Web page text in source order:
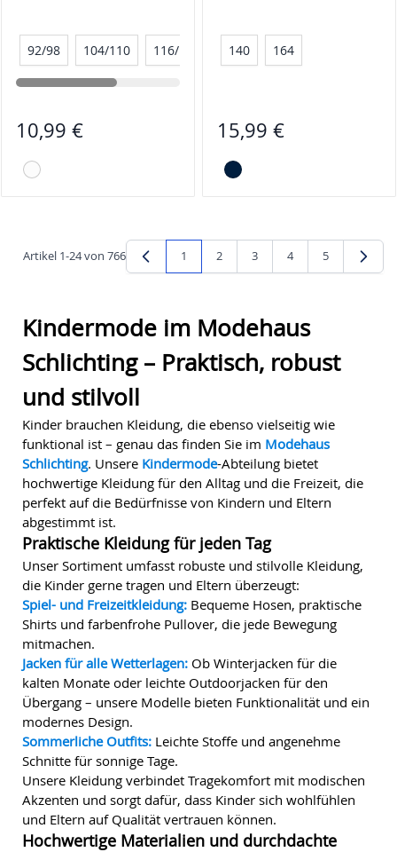
92/98 104/110 116/122 128/134
10,99 €
140 164
15,99 €
Artikel 1-24von 766 Sie lesen gerade Seite
1 Seite
2 Seite
3 Seite
4 Seite
5
Kindermode im Modehaus
Schlichting – Praktisch, robust
und stilvoll
Kinder brauchen Kleidung, die ebenso vielseitig wie
funktional ist – genau das finden Sie im Modehaus
Schlichting. Unsere Kindermode-Abteilung bietet
hochwertige Kleidung für den Alltag und die Freizeit, die
perfekt auf die Bedürfnisse von Kindern und Eltern
abgestimmt ist.
Praktische Kleidung für jeden Tag
Unser Sortiment umfasst robuste und stilvolle Kleidung,
die Kinder gerne tragen und Eltern überzeugt:
Spiel- und Freizeitkleidung: Bequeme Hosen, praktische
Shirts und farbenfrohe Pullover, die jede Bewegung
mitmachen.
Jacken für alle Wetterlagen: Ob Winterjacken für die
kalten Monate oder leichte Outdoorjacken für den
Übergang – unsere Modelle bieten Funktionalität und ein
modernes Design.
Sommerliche Outfits: Leichte Stoffe und angenehme
Schnitte für sonnige Tage.
Unsere Kleidung verbindet Tragekomfort mit modischen
Akzenten und sorgt dafür, dass Kinder sich wohlfühlen
und Eltern auf Qualität vertrauen können.
Hochwertige Materialien und durchdachte